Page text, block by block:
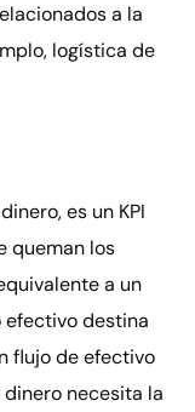
a la
logística de
es un KPI
queman los
a un
efectivo destina
flujo de efectivo
necesita la